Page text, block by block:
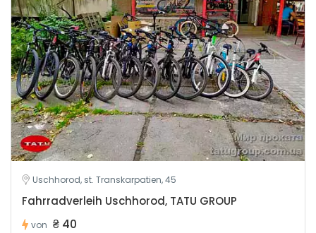
Uschhorod, st. Transkarpatien, 45
Fahrradverleih Uschhorod, TATU GROUP
von ₴ 40